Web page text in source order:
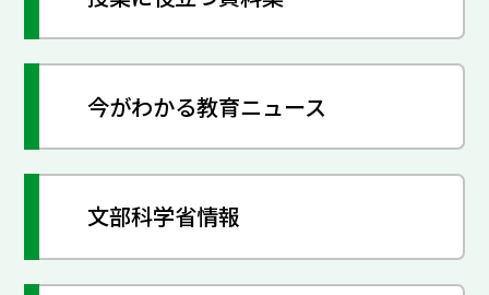
今がわかる教育ニュース
文部科学省情報